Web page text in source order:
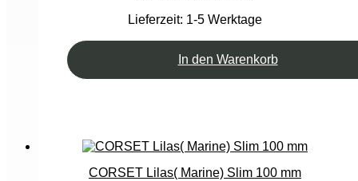
Lieferzeit: 1-5 Werktage
In den Warenkorb
CORSET Lilas( Marine) Slim 100 mm